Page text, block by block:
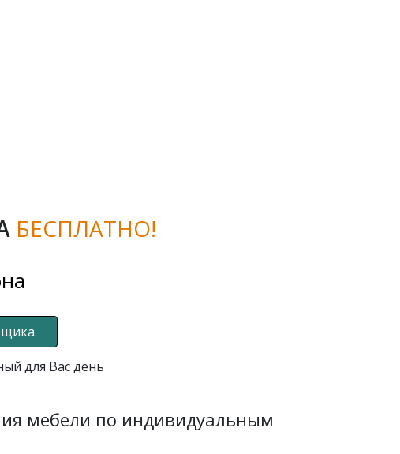
БЕСПЛАТНО!
для Вас день
мебели по индивидуальным